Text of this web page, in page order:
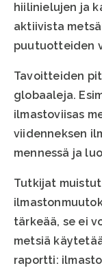
hiilinielujen ja
aktiivista
puutuotteiden
Tavoitteiden
globaaleja.
ilmastoviisas
viidenneksen
mennessä ja
Tutkijat
tärkeää, se ei
metsiä
raportti: